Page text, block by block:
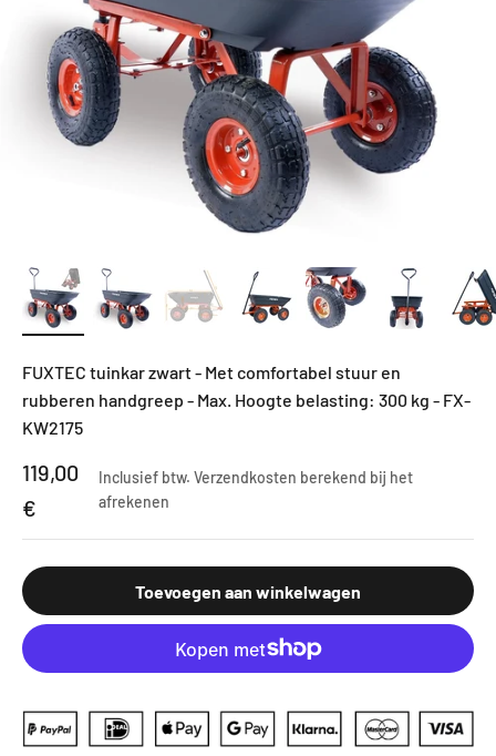
FUXTEC tuinkar zwart - Met comfortabel stuur en
rubberen handgreep - Max. Hoogte belasting: 300 kg - FX-
KW2175
Aanbiedingsprijs
119,00
€
Inclusief btw.Verzendkosten berekend bij het
afrekenen
Toevoegen aan winkelwagen